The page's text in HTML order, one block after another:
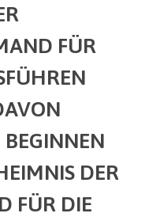
FÜR
BEGINNEN
DER
FÜR DIE